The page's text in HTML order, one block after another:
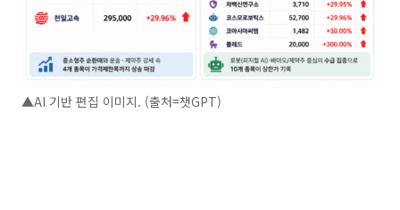
▲AI 기반 편집 이미지. (출처=챗GPT)